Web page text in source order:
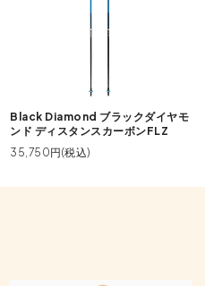
Black Diamond ブラックダイヤモ
ンド ディスタンスカーボンFLZ
35,750円(税込)